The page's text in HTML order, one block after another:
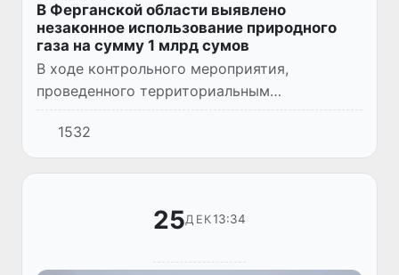
В Ферганской области выявлено
незаконное использование природного
газа на сумму 1 млрд сумов
В ходе контрольного мероприятия,
проведенного территориальным
управлением «O‘zenergoinspeksiya» в
Ферганской области, в Дангараском районе
на объекте, принадлежащем семейному
1532
25ДЕК13:34